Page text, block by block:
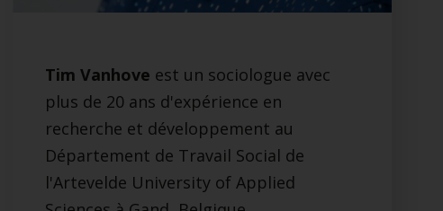
Tim Vanhove est un sociologue avec
plus de 20 ans d'expérience en
recherche et développement au
Département de Travail Social de
l'Artevelde University of Applied